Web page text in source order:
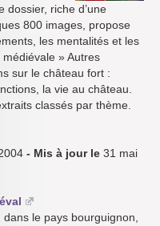
dossier, riche d’une
800 images, propose
les mentalités et les
» Autres
sur le château fort :
la vie au château.
classés par thème.
- Mis à jour le 31 mai
le pays bourguignon,